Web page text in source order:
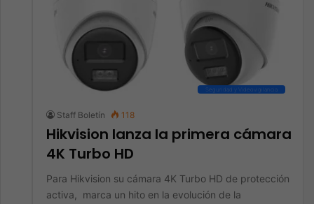
Seguridad y Videovigilancia
Staff Boletín 118
Hikvision lanza la primera cámara
4K Turbo HD
Para Hikvision su cámara 4K Turbo HD de protección
activa, marca un hito en la evolución de la